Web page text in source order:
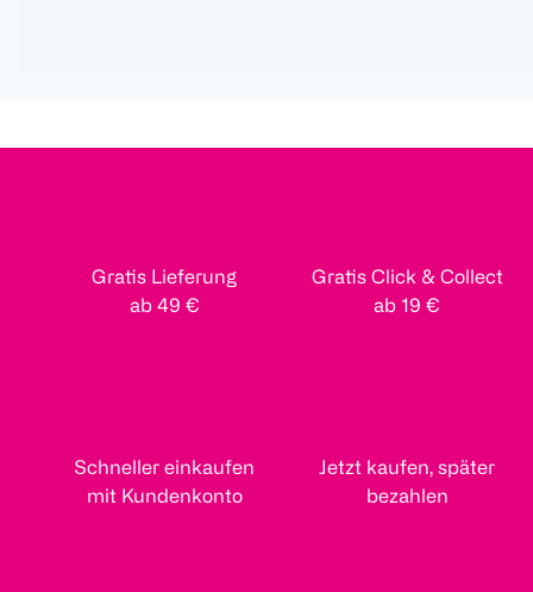
Gratis Lieferung
ab 49 €
Gratis Click & Collect
ab 19 €
Schneller einkaufen
mit Kundenkonto
Jetzt kaufen, später
bezahlen